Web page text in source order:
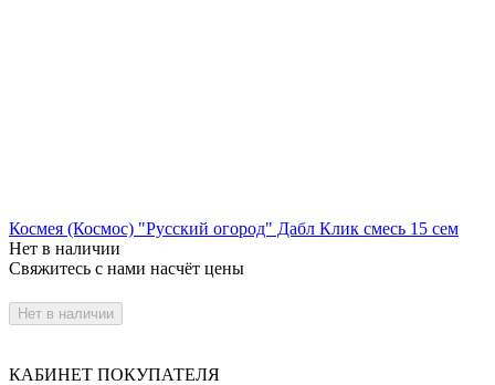
Космея (Космос) "Русский огород" Дабл Клик смесь 15 сем
Нет в наличии
Свяжитесь с нами насчёт цены
Нет в наличии
КАБИНЕТ ПОКУПАТЕЛЯ